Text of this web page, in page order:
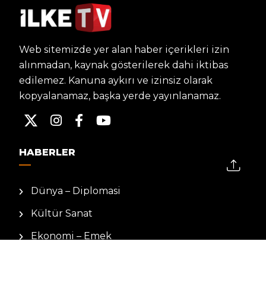
Web sitemizde yer alan haber içerikleri izin
alınmadan, kaynak gösterilerek dahi iktibas
edilemez. Kanuna aykırı ve izinsiz olarak
kopyalanamaz, başka yerde yayınlanamaz.
HABERLER
Dünya – Diplomasi
Kültür Sanat
Ekonomi – Emek